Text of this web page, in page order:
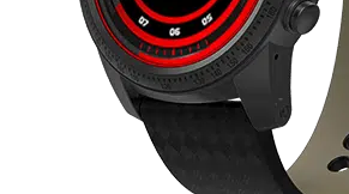
Flatrate-Prepaidtarife
Mobilfunk-Vergleichsrechner
Mobilfunk-Tarifrechner
Flatrate-Datentarife